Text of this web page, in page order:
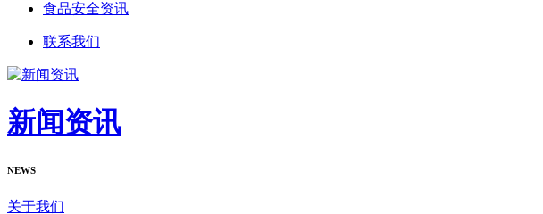
食品安全资讯
联系我们
新闻资讯
NEWS
关于我们